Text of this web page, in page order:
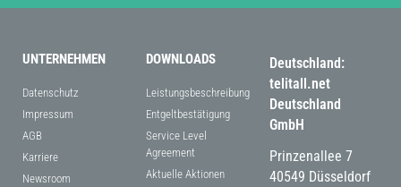
UNTERNEHMEN
Datenschutz
Impressum
AGB
Karriere
Newsroom
DOWNLOADS
Leistungsbeschreibung
Entgeltbestätigung
Service Level
Agreement
Aktuelle Aktionen
Deutschland:
telitall.net
Deutschland
GmbH
Prinzenallee 7
40549 Düsseldorf